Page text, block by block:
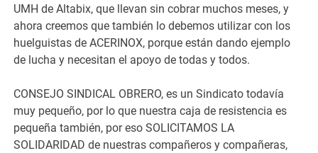
UMH de Altabix, que llevan sin cobrar muchos meses, y
ahora creemos que también lo debemos utilizar con los
huelguistas de ACERINOX, porque están dando ejemplo
de lucha y necesitan el apoyo de todas y todos.
CONSEJO SINDICAL OBRERO, es un Sindicato todavía
muy pequeño, por lo que nuestra caja de resistencia es
pequeña también, por eso SOLICITAMOS LA
SOLIDARIDAD de nuestras compañeros y compañeras,